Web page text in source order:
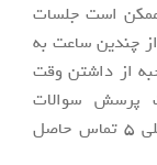
ممکن است جلسات
بیش از چندین ساعت به
از داشتن وقت
پرسش سوالات
احتمالی به شماره تلفن 07135356000 داخلی 5 تماس حاصل